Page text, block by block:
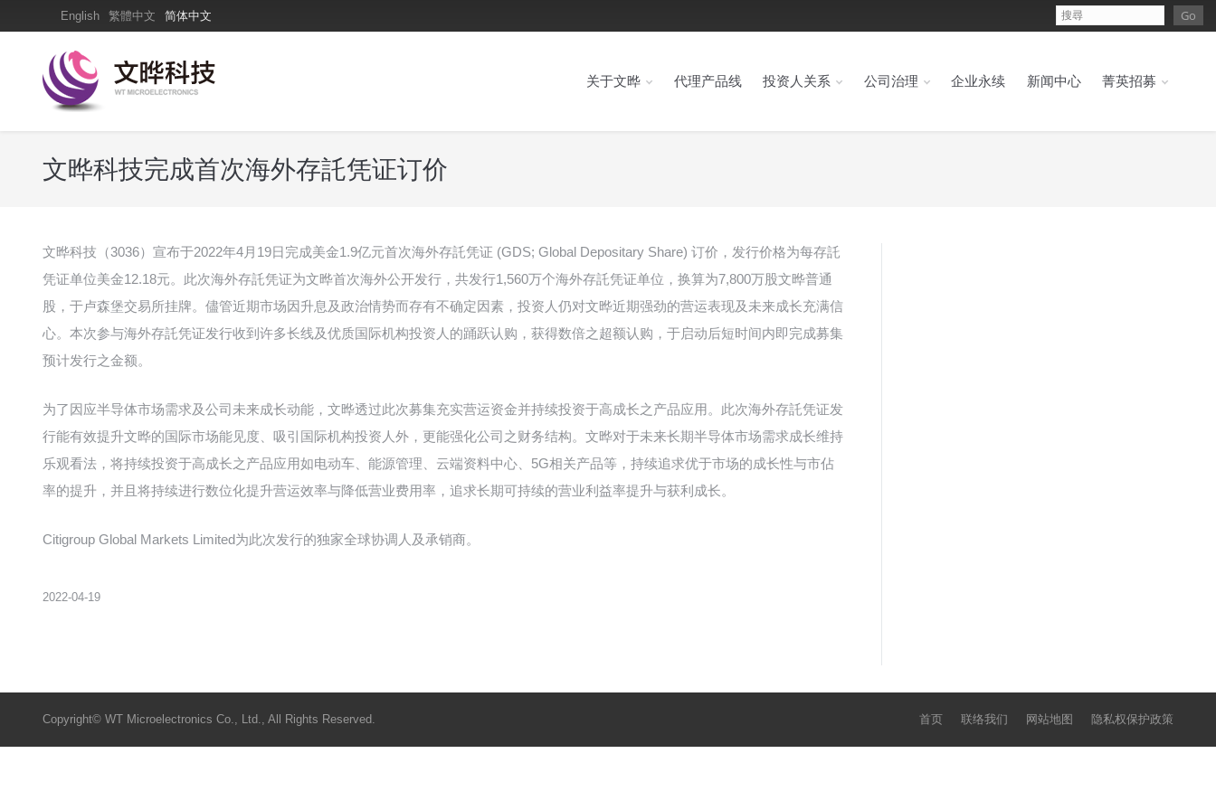
English 繁體中文 简体中文
关于文晔 代理产品线 投资人关系 公司治理 企业永续 新闻中心 菁英招募
文晔科技完成首次海外存託凭证订价
文晔科技（3036）宣布于2022年4月19日完成美金1.9亿元首次海外存託凭证 (GDS; Global Depositary Share) 订价，发行价格为每存託
凭证单位美金12.18元。此次海外存託凭证为文晔首次海外公开发行，共发行1,560万个海外存託凭证单位，换算为7,800万股文晔普通
股，于卢森堡交易所挂牌。儘管近期市场因升息及政治情势而存有不确定因素，投资人仍对文晔近期强劲的营运表现及未来成长充满信
心。本次参与海外存託凭证发行收到许多长线及优质国际机构投资人的踊跃认购，获得数倍之超额认购，于启动后短时间内即完成募集
预计发行之金额。
为了因应半导体市场需求及公司未来成长动能，文晔透过此次募集充实营运资金并持续投资于高成长之产品应用。此次海外存託凭证发
行能有效提升文晔的国际市场能见度、吸引国际机构投资人外，更能强化公司之财务结构。文晔对于未来长期半导体市场需求成长维持
乐观看法，将持续投资于高成长之产品应用如电动车、能源管理、云端资料中心、5G相关产品等，持续追求优于市场的成长性与市佔
率的提升，并且将持续进行数位化提升营运效率与降低营业费用率，追求长期可持续的营业利益率提升与获利成长。
Citigroup Global Markets Limited为此次发行的独家全球协调人及承销商。
2022-04-19
Copyright© WT Microelectronics Co., Ltd., All Rights Reserved. 首页 联络我们 网站地图 隐私权保护政策